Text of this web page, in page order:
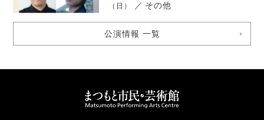
（日） ／ その他
公演情報 一覧